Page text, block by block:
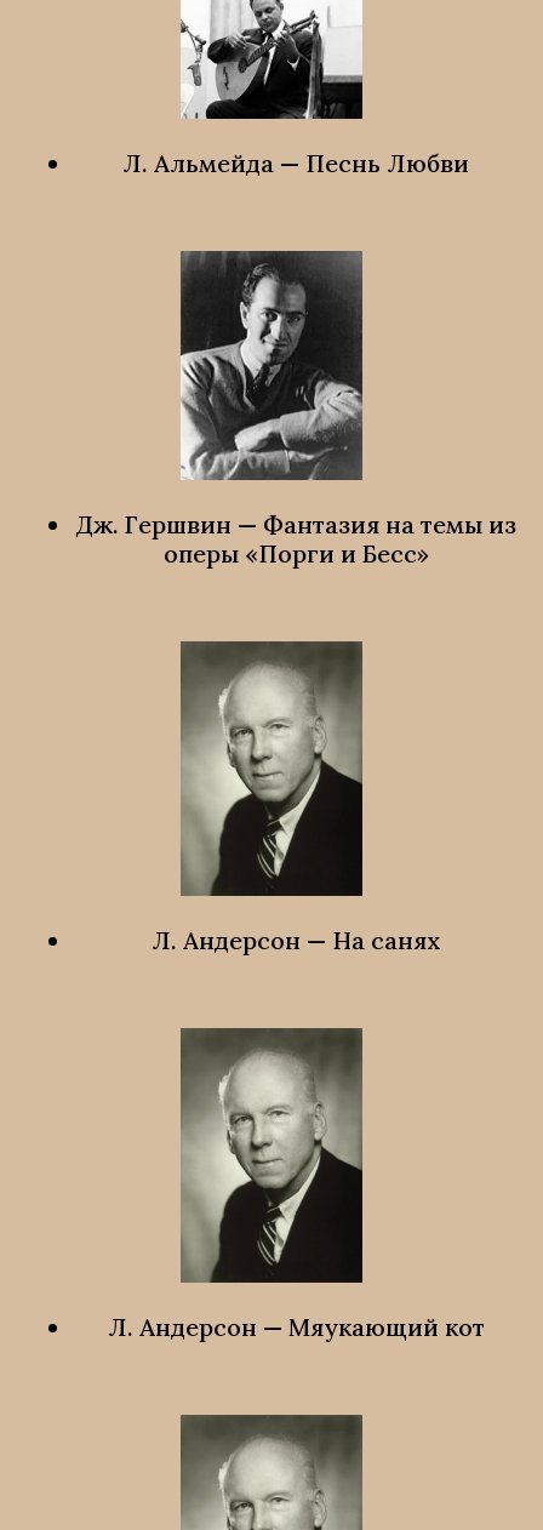
Л. Альмейда — Песнь Любви
Дж. Гершвин — Фантазия на темы из
оперы «Порги и Бесс»
Л. Андерсон — На санях
Л. Андерсон — Мяукающий кот